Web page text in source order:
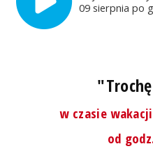
09 sierpnia po
w czasie
od